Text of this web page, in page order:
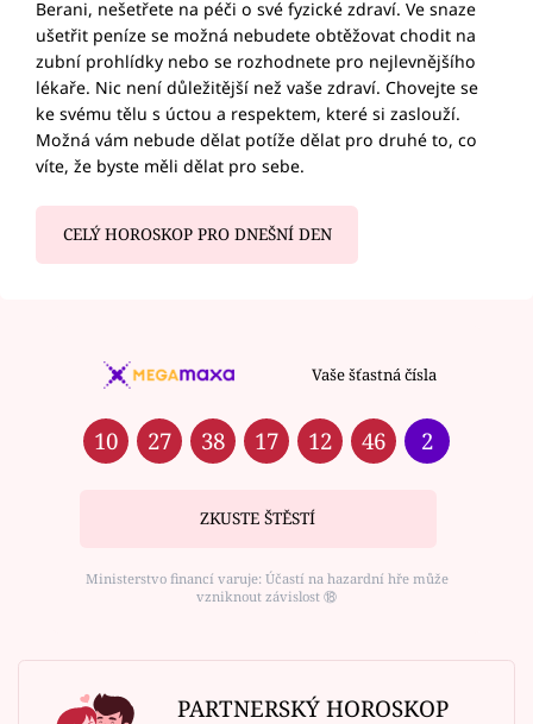
Berani, nešetřete na péči o své fyzické zdraví. Ve snaze
ušetřit peníze se možná nebudete obtěžovat chodit na
zubní prohlídky nebo se rozhodnete pro nejlevnějšího
lékaře. Nic není důležitější než vaše zdraví. Chovejte se
ke svému tělu s úctou a respektem, které si zaslouží.
Možná vám nebude dělat potíže dělat pro druhé to, co
víte, že byste měli dělat pro sebe.
CELÝ HOROSKOP PRO DNEŠNÍ DEN
Vaše šťastná čísla
10 27 38 17 12 46 2
ZKUSTE ŠTĚSTÍ
Ministerstvo financí varuje: Účastí na hazardní hře může
vzniknout závislost ⑱
PARTNERSKÝ HOROSKOP